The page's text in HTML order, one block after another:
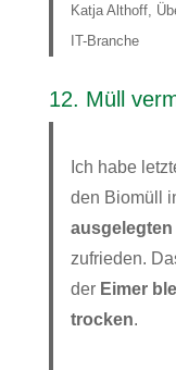
Katja Althoff,
IT-Branche
12. Müll
Ich habe
den Biomüll
ausgelegten
zufrieden.
der Eimer
trocken.